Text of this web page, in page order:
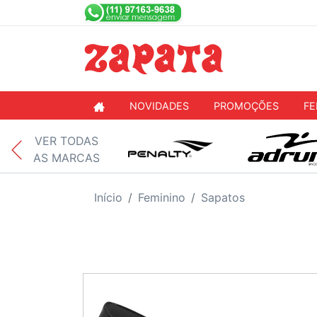
NOVIDADES PROMOÇÕES
VER TODAS
AS MARCAS
Início Feminino Sapatos